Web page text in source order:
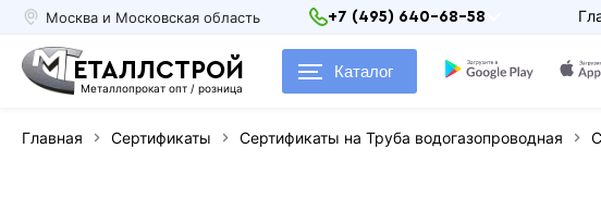
Москва и Московская область +7 (495) 640-68-58
ЕТАЛЛСТРОЙ
Металлопрокат опт / розница
Каталог
Главная Сертификаты Сертификаты на Труба водогазопроводная